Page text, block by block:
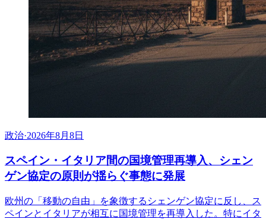
政治·2026年8月8日
スペイン・イタリア間の国境管理再導入、シェン
ゲン協定の原則が揺らぐ事態に発展
欧州の「移動の自由」を象徴するシェンゲン協定に反し、ス
ペインとイタリアが相互に国境管理を再導入した。特にイタ